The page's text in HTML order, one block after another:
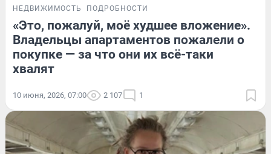
НЕДВИЖИМОСТЬ ПОДРОБНОСТИ
«Это, пожалуй, моё худшее вложение».
Владельцы апартаментов пожалели о
покупке — за что они их всё-таки
хвалят
10 июня, 2026, 07:00 2 107 1